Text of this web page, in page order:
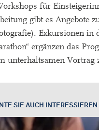
für
gibt es Angebote
Exkursionen in
ergänzen das
unterhaltsamen Vortrag
SIE AUCH INTERESSIEREN